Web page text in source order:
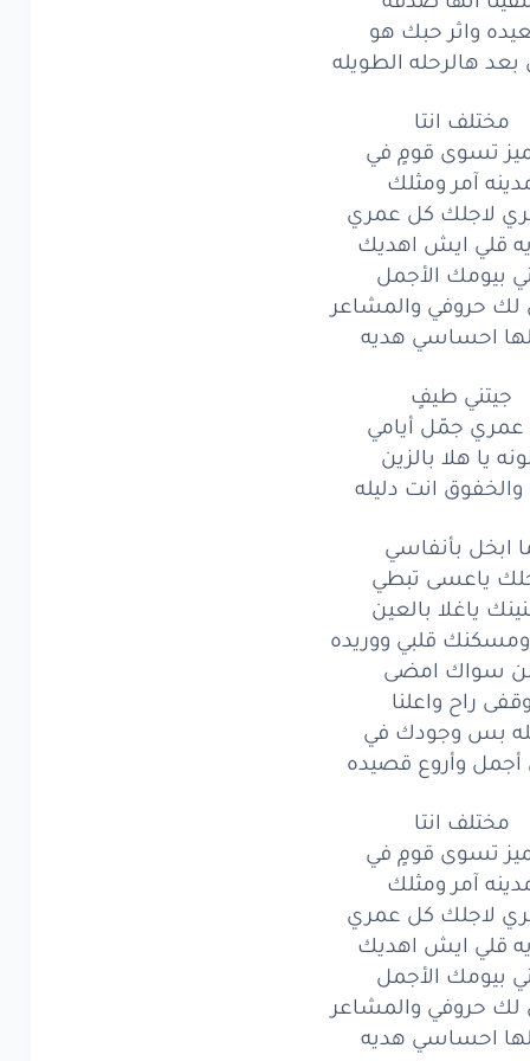
طيفٍ
يا هلابالزين
انت
اظن يوم
انها
صدفه
واثر حبك
بعد هالرحله
انتا
تسوىقومٍفي
آمرومثلك
لاجلككلعمري
قليايش اهديك
بيومكالأجمل
حروفيوالمشاعر
احساسي
طيفٍ
جمّلأيامي
يا هلابالزين
انتدليله
واثر حبك هو
هالرحله الطويله
مختلف انتا
تسوى قومٍ في
آمر ومثلك
لاجلك كل عمري
قلي ايش اهديك
بيومك الأجمل
لك حروفي والمشاعر
احساسي هديه
جيتني طيفٍ
عمري جمّل أيامي
يا هلا بالزين
انت دليله
ابخل بأنفاسي
ياعسى تبطي
ياغلا بالعين
قلبي ووريده
سواك امضى
وقفى راح واعلنا
بس وجودك في
أجمل وأروع قصيده
مختلف انتا
تسوى قومٍ في
آمر ومثلك
لاجلك كل عمري
قلي ايش اهديك
بيومك الأجمل
لك حروفي والمشاعر
احساسي هديه